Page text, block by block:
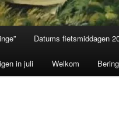
Datums fietsmiddagen
in juli Welkom